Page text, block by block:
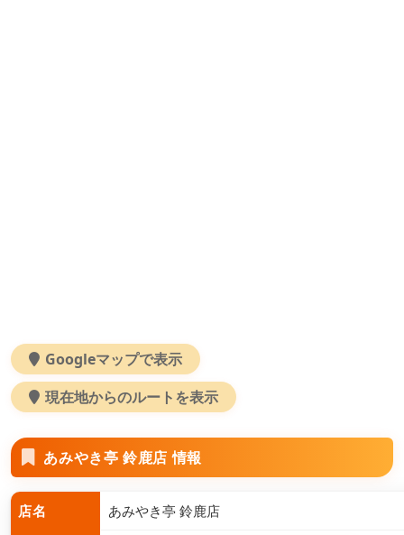
Googleマップで表示
現在地からのルートを表示
あみやき亭 鈴鹿店 情報
店名 あみやき亭 鈴鹿店